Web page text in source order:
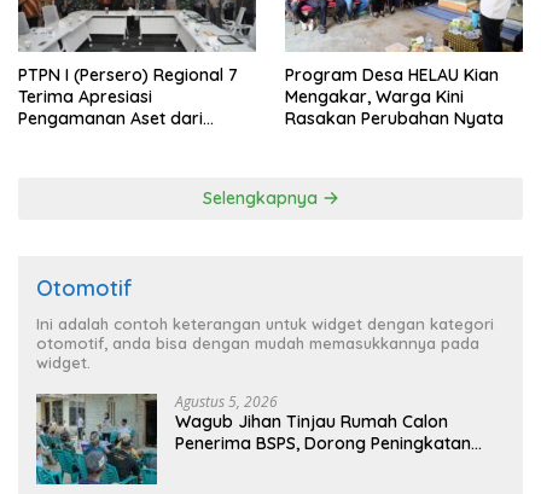
PTPN I (Persero) Regional 7
Terima Apresiasi
Pengamanan Aset dari
Program Desa HELAU Kian
Mengakar, Warga Kini
Rasakan Perubahan Nyata
Selengkapnya
Otomotif
Ini adalah contoh keterangan untuk widget dengan kategori
otomotif, anda bisa dengan mudah memasukkannya pada
widget.
Agustus 5, 2026
Wagub Jihan Tinjau Rumah Calon
Penerima BSPS, Dorong Peningkatan